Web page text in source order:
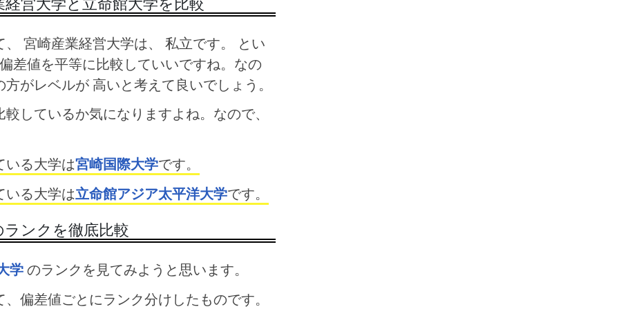
宮崎産業経営大学は、 私立です。 とい
差値を平等に比較していいですね。なの
がレベルが 高いと考えて良いでしょう。
しているか気になりますよね。なので、
いる大学は宮崎国際大学です。
いる大学は立命館アジア太平洋大学です。
ンクを徹底比較
学のランクを見てみようと思います。
偏差値ごとにランク分けしたものです。